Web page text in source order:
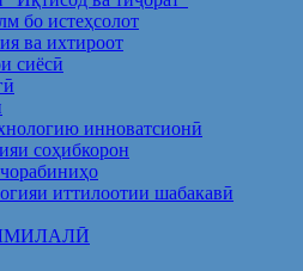
бо истеҳсолот
ва ихтироот
сиёсӣ
инноватсионӣ
соҳибкорон
иттилоотии шабакавӣ